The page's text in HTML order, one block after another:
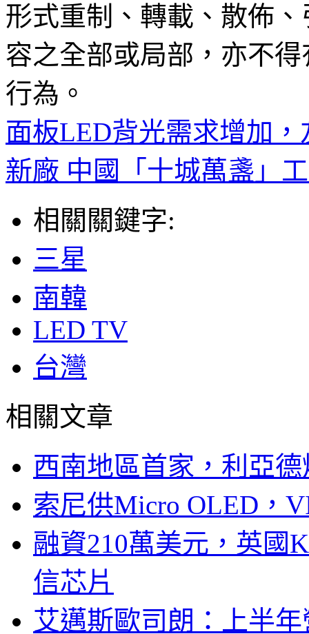
形式重制、轉載、散佈
容之全部或局部，亦不
行為。
面板LED背光需求增加
新廠 中國「十城萬盞」
相關關鍵字:
三星
南韓
LED TV
台灣
相關文章
西南地區首家，利亞
索尼供Micro OLED，
融資210萬美元，英國
信芯片
艾邁斯歐司朗：上半